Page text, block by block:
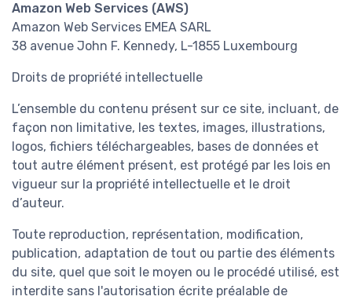
Amazon Web Services (AWS)
Amazon Web Services EMEA SARL
38 avenue John F. Kennedy, L-1855 Luxembourg
Droits de propriété intellectuelle
L’ensemble du contenu présent sur ce site, incluant, de
façon non limitative, les textes, images, illustrations,
logos, fichiers téléchargeables, bases de données et
tout autre élément présent, est protégé par les lois en
vigueur sur la propriété intellectuelle et le droit
d’auteur.
Toute reproduction, représentation, modification,
publication, adaptation de tout ou partie des éléments
du site, quel que soit le moyen ou le procédé utilisé, est
interdite sans l'autorisation écrite préalable de